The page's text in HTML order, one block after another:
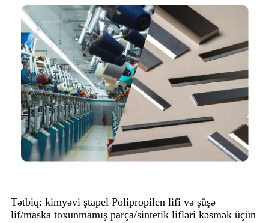
Tətbiq: kimyəvi ştapel Polipropilen lifi və şüşə
lif/maska ​​toxunmamış parça/sintetik lifləri kəsmək üçün